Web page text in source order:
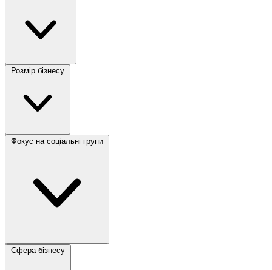
Розмір бізнесу
Фокус на соціальні групи
Сфера бізнесу